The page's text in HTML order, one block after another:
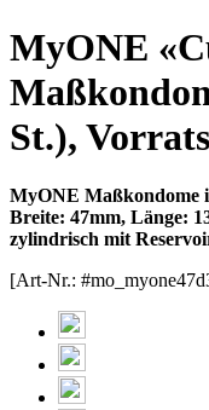
MyONE
St.),
MyONE Maßkondome
Breite: 47mm, Länge:
zylindrisch mit
[Art-Nr.: